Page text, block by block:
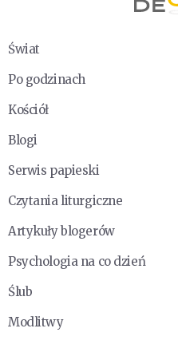
Świat
Po godzinach
Kościół
Blogi
Serwis papieski
Czytania liturgiczne
Artykuły blogerów
Psychologia na co dzień
Ślub
Modlitwy